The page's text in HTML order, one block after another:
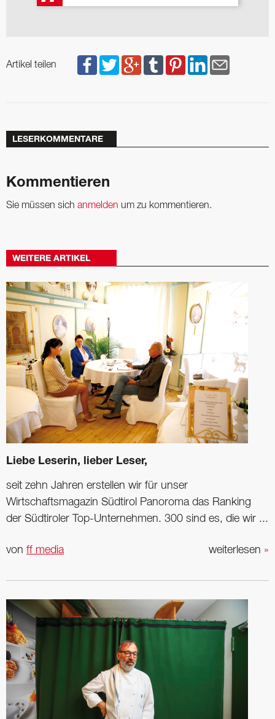
Artikel teilen
LESERKOMMENTARE
Kommentieren
Sie müssen sich anmelden um zu kommentieren.
WEITERE ARTIKEL
Liebe Leserin, lieber Leser,
seit zehn Jahren erstellen wir für unser
Wirtschaftsmagazin Südtirol Panoroma das Ranking
der Südtiroler Top-Unternehmen. 300 sind es, die wir ...
weiterlesen »
von ff media